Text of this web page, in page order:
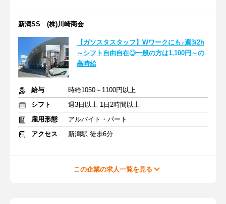
新潟SS (株)川崎商会
【ガソスタスタッフ】Wワークにも♪週3/2h
～シフト自由自在◎一般の方は1,100円～の
高時給
給与
時給1050～1100円以上
シフト
週3日以上 1日2時間以上
雇用形態
アルバイト・パート
アクセス
新潟駅 徒歩6分
この企業の求人一覧を見る